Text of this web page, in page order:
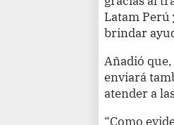
Latam Perú
brindar
Añadió
enviará
atender a
“Como